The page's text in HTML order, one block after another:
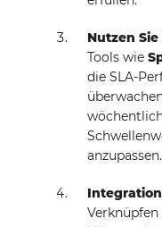
Nutzen
Tools wie
die SLA-
anzupassen.